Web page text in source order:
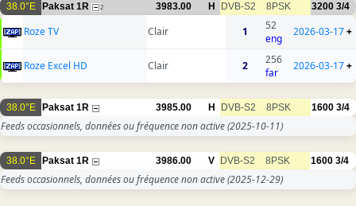
38.0°E Paksat 1R 2 3983.00 H DVB-S2 8PSK 3200 3/4
Roze TV Clair 1
52
eng
2026-03-17+
Roze Excel HD Clair 2
256
far
2026-03-17+
38.0°E Paksat 1R 3985.00 H DVB-S2 8PSK 1600 3/4
Feeds occasionnels, données ou fréquence non active(2025-10-11)
38.0°E Paksat 1R 3986.00 V DVB-S2 8PSK 1600 3/4
Feeds occasionnels, données ou fréquence non active(2025-12-29)